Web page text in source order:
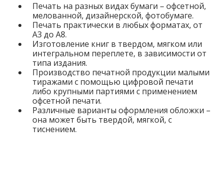
Печать на разных видах бумаги – офсетной,
мелованной, дизайнерской, фотобумаге.
Печать практически в любых форматах, от
А3 до А8.
Изготовление книг в твердом, мягком или
интегральном переплете, в зависимости от
типа издания.
Производство печатной продукции малыми
тиражами с помощью цифровой печати
либо крупными партиями с применением
офсетной печати.
Различные варианты оформления обложки –
она может быть твердой, мягкой, с
тиснением.